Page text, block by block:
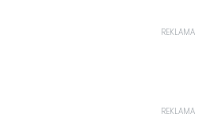
REKLAMA
REKLAMA